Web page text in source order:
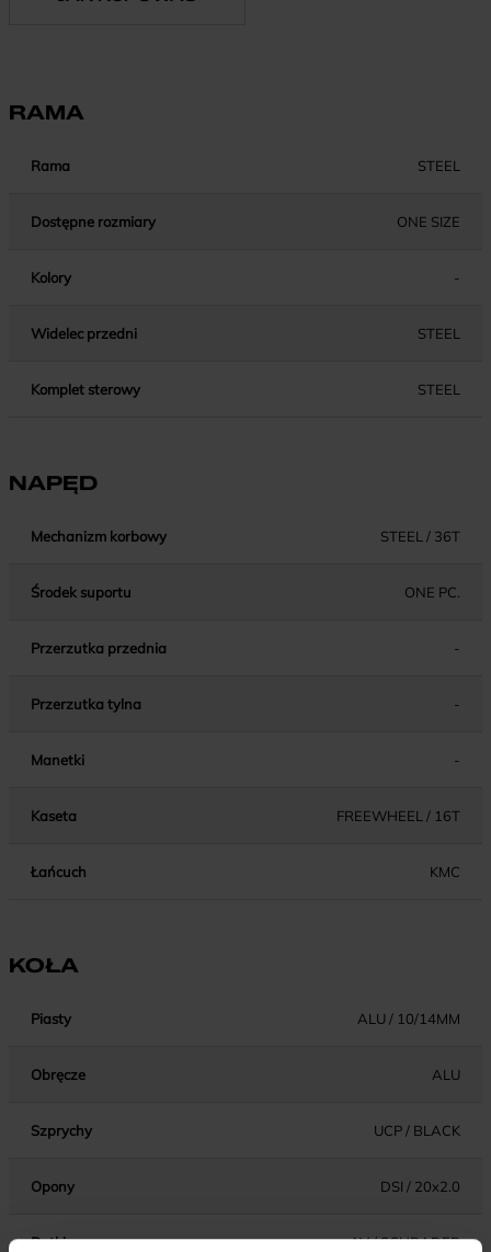
RAMA
Rama STEEL
Dostępne rozmiary ONE SIZE
Kolory -
Widelec przedni STEEL
Komplet sterowy STEEL
NAPĘD
Mechanizm korbowy STEEL / 36T
Środek suportu ONE PC.
Przerzutka przednia -
Przerzutka tylna -
Manetki -
Kaseta FREEWHEEL / 16T
Łańcuch KMC
KOŁA
Piasty ALU / 10/14MM
Obręcze ALU
Szprychy UCP / BLACK
Opony DSI / 20x2.0
Dętki AV / SCHRADER